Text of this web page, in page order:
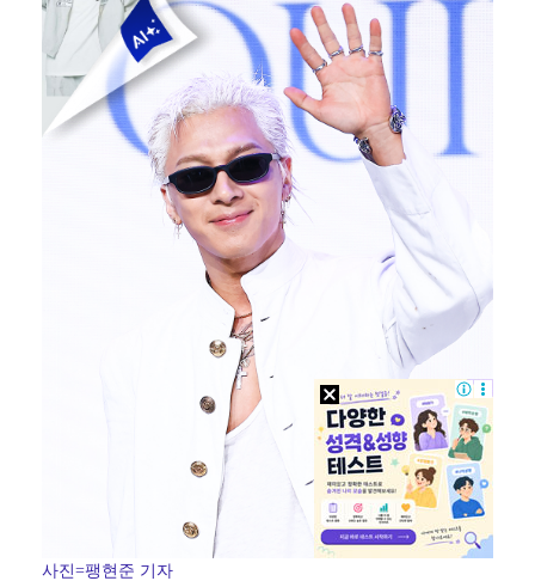
고영욱, 도 넘은 저격 논란…이번엔 박하선에 "감당 안…
사진=팽현준 기자